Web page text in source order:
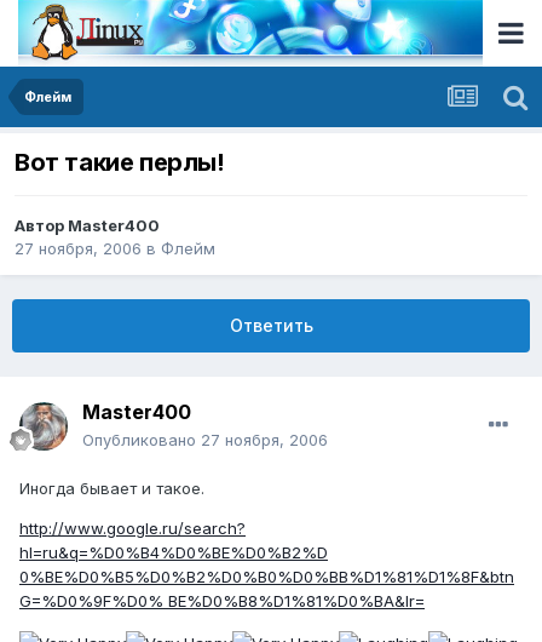
Флейм
Вот такие перлы!
Автор Master400
27 ноября, 2006 в Флейм
Ответить
Master400
Опубликовано 27 ноября, 2006
Иногда бывает и такое.
http://www.google.ru/search?
hl=ru&q=%D0%B4%D0%BE%D0%B2%D
0%BE%D0%B5%D0%B2%D0%B0%D0%BB%D1%81%D1%8F&btn
G=%D0%9F%D0% BE%D0%B8%D1%81%D0%BA&lr=